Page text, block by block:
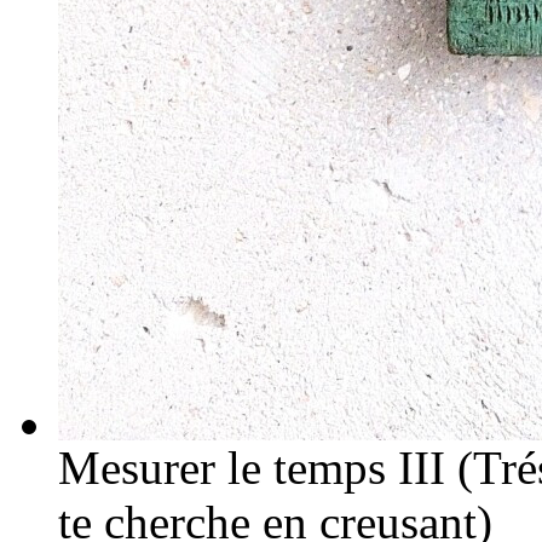
Mesurer le temps III
te cherche en creusant)